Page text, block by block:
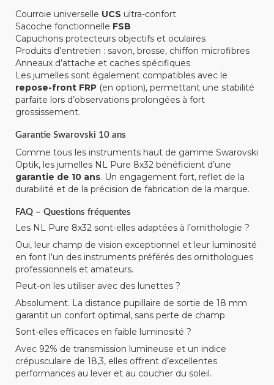
Courroie universelle UCS ultra-confort
Sacoche fonctionnelle FSB
Capuchons protecteurs objectifs et oculaires
Produits d’entretien : savon, brosse, chiffon microfibres
Anneaux d’attache et caches spécifiques
Les jumelles sont également compatibles avec le
repose-front FRP (en option), permettant une stabilité
parfaite lors d’observations prolongées à fort
grossissement.
Garantie Swarovski 10 ans
Comme tous les instruments haut de gamme Swarovski
Optik, les jumelles NL Pure 8x32 bénéficient d’une
garantie de 10 ans. Un engagement fort, reflet de la
durabilité et de la précision de fabrication de la marque.
FAQ – Questions fréquentes
Les NL Pure 8x32 sont-elles adaptées à l’ornithologie ?
Oui, leur champ de vision exceptionnel et leur luminosité
en font l’un des instruments préférés des ornithologues
professionnels et amateurs.
Peut-on les utiliser avec des lunettes ?
Absolument. La distance pupillaire de sortie de 18 mm
garantit un confort optimal, sans perte de champ.
Sont-elles efficaces en faible luminosité ?
Avec 92% de transmission lumineuse et un indice
crépusculaire de 18,3, elles offrent d’excellentes
performances au lever et au coucher du soleil.